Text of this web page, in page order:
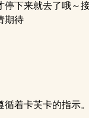
停下来就去了哦～
期待
着卡芙卡的指示。